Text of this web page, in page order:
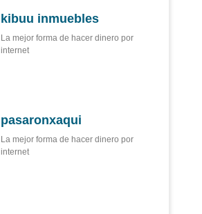
kibuu inmuebles
La mejor forma de hacer dinero por
internet
pasaronxaqui
La mejor forma de hacer dinero por
internet